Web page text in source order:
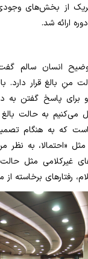
از بخش‌های
ارائه شد.
انسان سالم
منِ بالغ قرار
پاسخ گفتن به
می‌کنیم به حالت
که به هنگام
«احتمالا، به نظر
غیرکلامی مثل
رفتارهای برخاسته